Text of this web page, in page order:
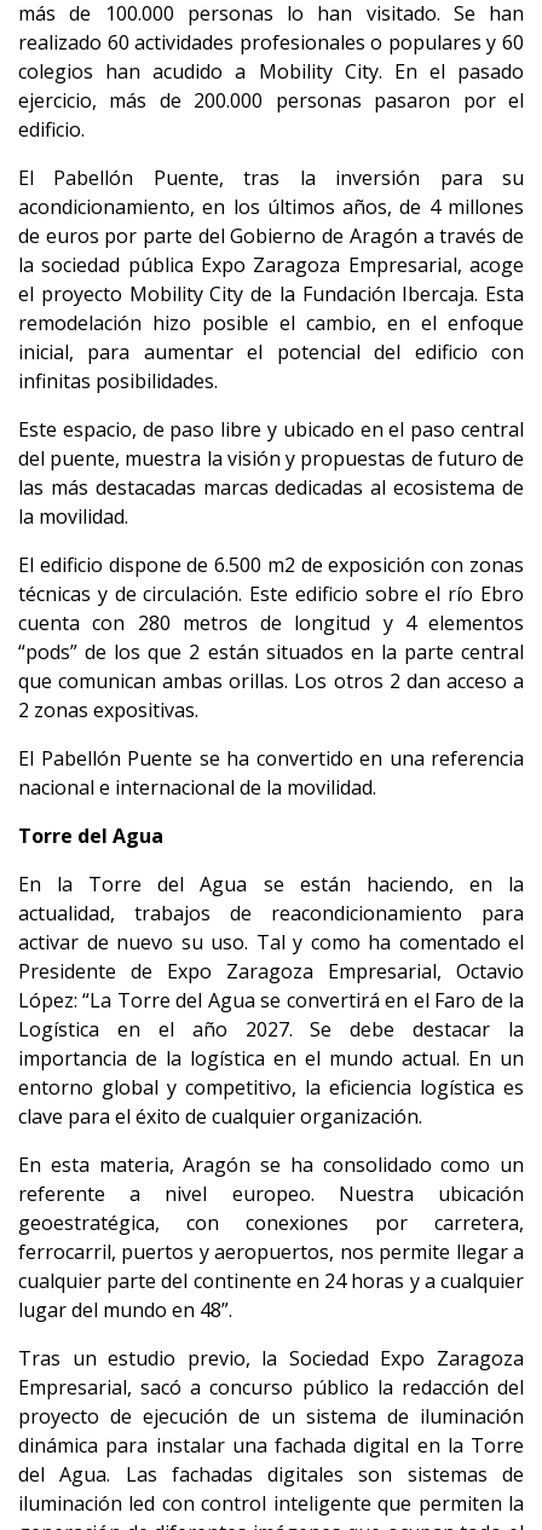
más de 100.000 personas lo han visitado. Se han
realizado 60 actividades profesionales o populares y 60
colegios han acudido a Mobility City. En el pasado
ejercicio, más de 200.000 personas pasaron por el
edificio.
El Pabellón Puente, tras la inversión para su
acondicionamiento, en los últimos años, de 4 millones
de euros por parte del Gobierno de Aragón a través de
la sociedad pública Expo Zaragoza Empresarial, acoge
el proyecto Mobility City de la Fundación Ibercaja. Esta
remodelación hizo posible el cambio, en el enfoque
inicial, para aumentar el potencial del edificio con
infinitas posibilidades.
Este espacio, de paso libre y ubicado en el paso central
del puente, muestra la visión y propuestas de futuro de
las más destacadas marcas dedicadas al ecosistema de
la movilidad.
El edificio dispone de 6.500 m2 de exposición con zonas
técnicas y de circulación. Este edificio sobre el río Ebro
cuenta con 280 metros de longitud y 4 elementos
“pods” de los que 2 están situados en la parte central
que comunican ambas orillas. Los otros 2 dan acceso a
2 zonas expositivas.
El Pabellón Puente se ha convertido en una referencia
nacional e internacional de la movilidad.
Torre del Agua
En la Torre del Agua se están haciendo, en la
actualidad, trabajos de reacondicionamiento para
activar de nuevo su uso. Tal y como ha comentado el
Presidente de Expo Zaragoza Empresarial, Octavio
López: “La Torre del Agua se convertirá en el Faro de la
Logística en el año 2027. Se debe destacar la
importancia de la logística en el mundo actual. En un
entorno global y competitivo, la eficiencia logística es
clave para el éxito de cualquier organización.
En esta materia, Aragón se ha consolidado como un
referente a nivel europeo. Nuestra ubicación
geoestratégica, con conexiones por carretera,
ferrocarril, puertos y aeropuertos, nos permite llegar a
cualquier parte del continente en 24 horas y a cualquier
lugar del mundo en 48”.
Tras un estudio previo, la Sociedad Expo Zaragoza
Empresarial, sacó a concurso público la redacción del
proyecto de ejecución de un sistema de iluminación
dinámica para instalar una fachada digital en la Torre
del Agua. Las fachadas digitales son sistemas de
iluminación led con control inteligente que permiten la